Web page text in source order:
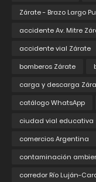
Zárate - Brazo Largo
accidente Av. Mitre
accidente vial Zárate
bomberos Zárate
carga y descarga
catálogo WhatsApp
ciudad vial educativa
comercios Argentina
contaminación
corredor Río Luján-